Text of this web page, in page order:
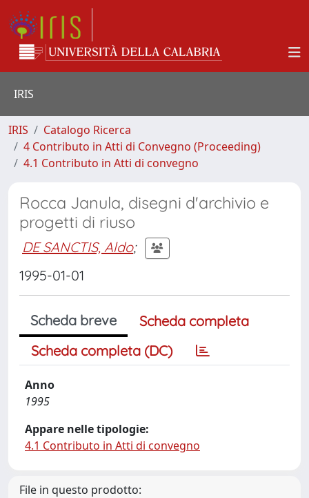
IRIS
IRIS
Catalogo Ricerca
4 Contributo in Atti di Convegno (Proceeding)
4.1 Contributo in Atti di convegno
Rocca Janula, disegni d'archivio e
progetti di riuso
DE SANCTIS, Aldo;
1995-01-01
Scheda breve
Scheda completa
Scheda completa (DC)
Anno
1995
Appare nelle tipologie:
4.1 Contributo in Atti di convegno
File in questo prodotto: